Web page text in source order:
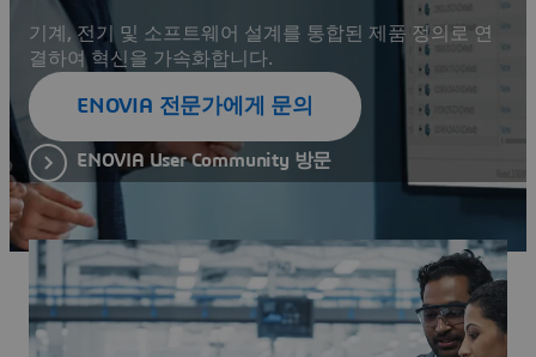
기계, 전기 및 소프트웨어 설계를 통합된 제품 정의로 연
결하여 혁신을 가속화합니다.
ENOVIA 전문가에게 문의
ENOVIA User Community 방문